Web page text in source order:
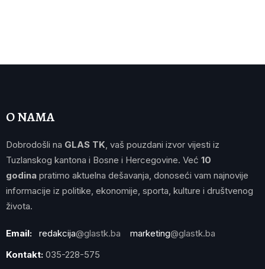
O NAMA
Dobrodošli na GLAS TK , vaš pouzdani izvor vijesti iz
Tuzlanskog kantona i Bosne i Hercegovine. Već 10
godina pratimo aktuelna dešavanja, donoseći vam najnovije
informacije iz politike, ekonomije, sporta, kulture i društvenog
života.
Email: redakcija@glastk.ba marketing@glastk.ba
Kontakt: 035-228-575